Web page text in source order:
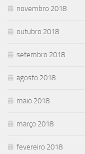
novembro 2018
outubro 2018
setembro 2018
agosto 2018
maio 2018
março 2018
fevereiro 2018